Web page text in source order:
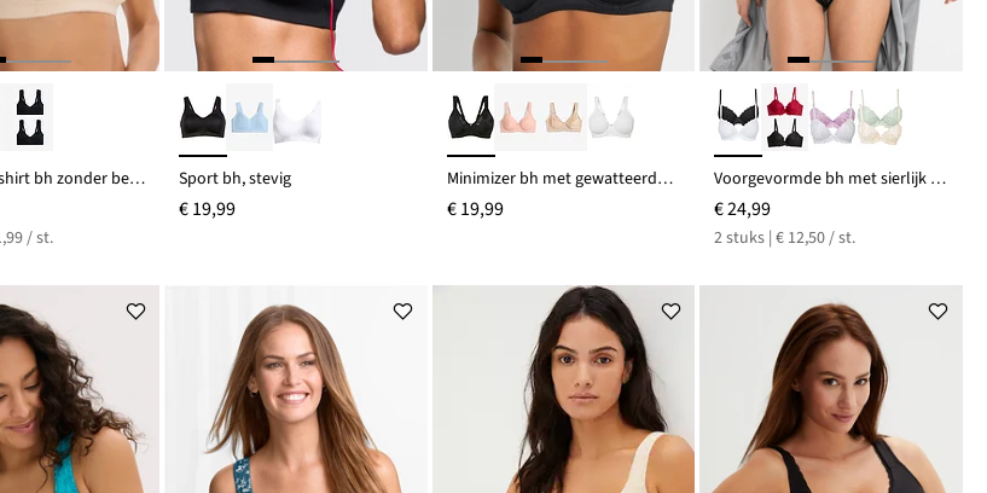
Minimizer T-shirt bh zonder beugels met biologisch katoen (set van 2)
/ st.
Sport bh, stevig
€ 19,99
Minimizer bh met gewatteerde bandjes
€ 19,99
Voorgevormde bh met sierlijk borduursel (set van 2)
€ 24,99
2 stuks | € 12,50 / st.